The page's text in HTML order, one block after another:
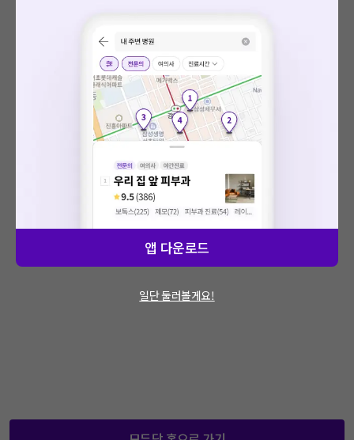
: 에러가 발생했습니다.
문제가 지속적으로 발생할 경우 모두닥 채널톡
을 통해 문의해주세요.
앱 다운로드
일단 둘러볼게요!